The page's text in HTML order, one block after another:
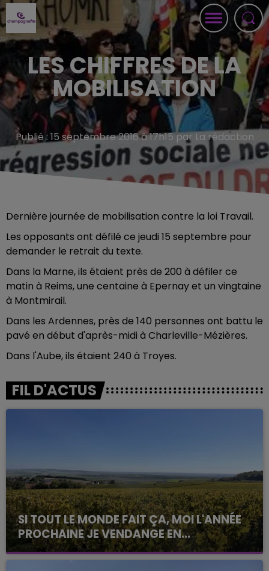
LES CHIFFRES DE LA
MOBILISATION
Publié : 15 septembre 2016 à 17h15 par La rédaction
Dernière journée de mobilisation contre la loi Travail.
Les opposants ont défilé ce jeudi 15 septembre pour
demander le retrait du texte.
Dans la Marne, ils étaient près de 200 à défiler ce
matin à Reims, une centaine à Epernay et un vingtaine
à Montmirail.
Dans les Ardennes, près de 140 personnes ont battu le
pavé en début d'après-midi à Charleville-Mézières.
Dans l'Aube, ils étaient 240 à Troyes.
FIL D'ACTUS
SI TOUT LE MONDE FAIT ÇA, MOI L'ANNÉE
PROCHAINE JE VENDANGE EN...
La vendange en Champagne a débuté ce jeudi 6
août dans la commune de Montgueux (Aube). Du